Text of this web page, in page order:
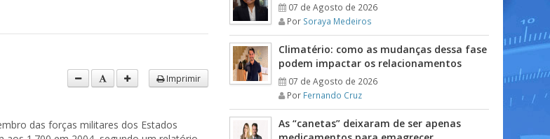
Imprimir
das forças militares dos Estados
07 de Agosto de 2026
Por Soraya Medeiros
Climatério: como as mudanças dessa fase
podem impactar os relacionamentos
07 de Agosto de 2026
Por Fernando Cruz
As “canetas” deixaram de ser apenas